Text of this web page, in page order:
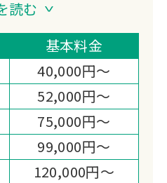
必要な手続きもサポ
収のも対応し、明朗
心して任せていただ
けています。
読む
基本料金
40,000円～
52,000円～
75,000円～
99,000円～
120,000円～